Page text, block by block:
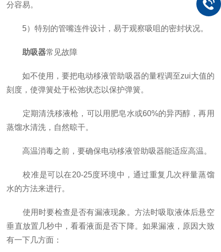
分容易。
5）特别的管嘴连件设计，易于观察吸咀的密封状况。
助吸器常见故障
如不使用，要把电动移液管助吸器的量程调至zui大值的
刻度，使弹簧处于松弛状态以保护弹簧。
定期清洗移液枪，可以用肥皂水或60%的异丙醇，再用
蒸馏水清洗，自然晾干。
高温消毒之前，要确保电动移液管助吸器能适应高温。
校准是可以在20-25度环境中，通过重复几次秤量蒸馏
水的方法来进行。
使用时要检查是否有漏液现象。方法时吸取液体后悬空
垂直放置几秒中，看看液面是否下降。如果漏液，原因大致
有一下几方面：